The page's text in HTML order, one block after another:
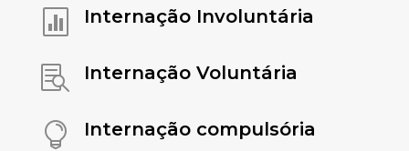
 Internação Involuntária
 Internação Voluntária
 Internação compulsória